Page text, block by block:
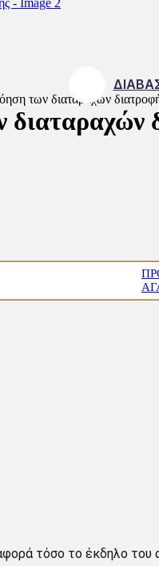
των διαταραχών
τόσο το έκδηλο του